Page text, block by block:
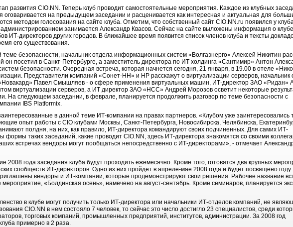
развития CIO.NN. Теперь клуб проводит самостоятельные мероприятия. Каждое из клубных
оговаривается на предыдущем заседании и расценивается как интересная и актуальная для
методом голосования на сайте клуба. Отметим, что собственный сайт CIO.NN.ru появился у
администрированием занимается Александр Квасов. Сейчас на сайте выложены информация о
ИТ-директоров других городов. В ближайшее время появится список членов клуба и тексты
его существования.
теме безопасности, начальник отдела информационных систем «Волгаэнерго» Алексей Никитин
он посетил в Санкт-Петербурге, а заместитель директора по ИТ холдинга «Сантимир» Антон
безопасности. Очередная встреча, которая начнется сегодня, 21 января, в 19.00 в отеле
Представители компаний «Сонет-НН» и НР расскажут о виртуализации серверов, начальник
Павел Смышляев - о сфере применения виртуальных машин, ИТ-директор ЗАО «Ридан»
виртуализации серверов, а ИТ директор ЗАО «НСС» Андрей Морозов осветит некоторые
На следующем заседании, в феврале, планируется продолжить разговор по теме безопасности с
IBS Platformix.
в данной теме ИТ-компании на правах партнеров. «Клубом уже заинтересовались
опыт работы с CIO клубами Москвы, Санкт-Петербурга, Новосибирска, Челябинска,
полдня, на них, как правило, ИТ-директора командируют своих подчиненных. Для самих ИТ-
формы таких заседаний, какие проводит CIO.NN, здесь ИТ-директора знакомятся со своими
встречах вендоры могут пообщаться непосредственно с ИТ-директорами», - отмечает
2008 года заседания клуба будут проходить ежемесячно. Кроме того, готовятся два крупных
сообществ ИТ-директоров. Одно из них пройдет в апреле-мае 2008 года и будет посвящено году
вендоры и ИТ-компании, которые продемонстрируют свои решения. Рабочее название
«Болдинская осень», намечено на август-сентябрь. Кроме семинаров, планируется
в клубе могут получить только ИТ-директора или начальники ИТ-отделов компаний, не
CIO.NN в нем состояло 7 человек, то сейчас это число достигло 23 специалистов, среди
торговых компаний, промышленных предприятий, институтов, администрации. За 2008 год
примерно в 2 раза.